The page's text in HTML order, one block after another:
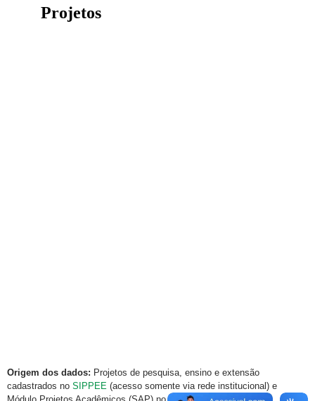
Origem dos dados: Projetos de pesquisa, ensino e extensão
cadastrados no SIPPEE (acesso somente via rede institucional) e